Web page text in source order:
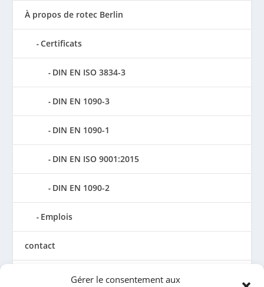
Gérer le consentement aux
À propos de rotec Berlin
Certificats
DIN EN ISO 3834-3
DIN EN 1090-3
DIN EN 1090-1
DIN EN ISO 9001:2015
DIN EN 1090-2
Emplois
contact
Mentions légales